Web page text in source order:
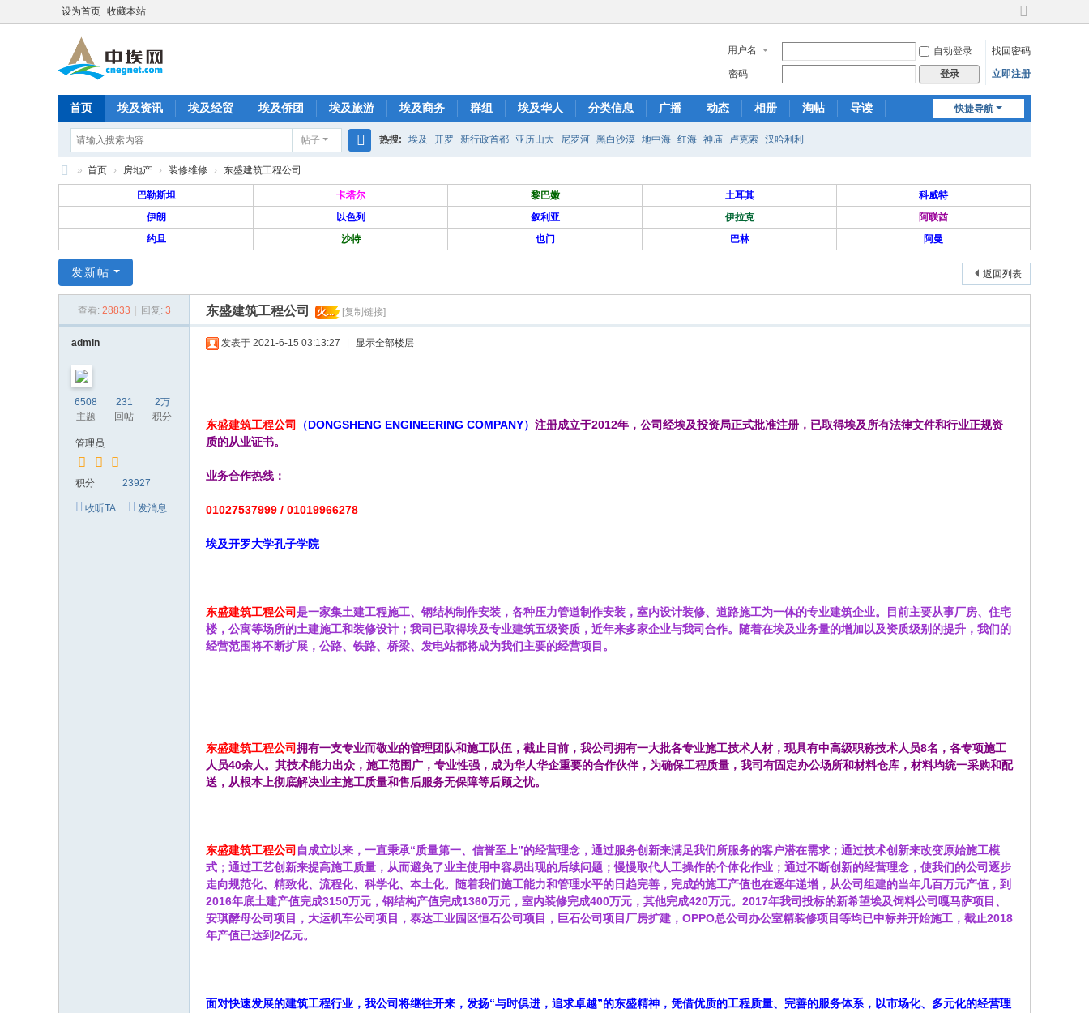
设为首页 收藏本站
切
到
宽
用户名 自动登录
找回密码
密码
登录 立即注册
快捷导航
首页 埃及资讯 埃及经贸 埃及侨团 埃及旅游 埃及商务 群组 埃及华人 分类信息 广播 动态 相册 淘帖
导读
帖子
索
热搜: 埃及 开罗 新行政首都 亚历山大 尼罗河 黑白沙漠 地中海 红海 神庙 卢克索 汉哈利利
—
旅
人
» 首页 › 房地产 › 装修维修 › 东盛建筑工程公司
巴勒斯坦 卡塔尔 黎巴嫩 土耳其
科威特
伊朗
以色列 叙利亚 伊拉克
阿联酋
约旦
沙特 也门 巴林 阿曼
返回列表
发新帖
查看: 28833 回复: 3 东盛建筑工程公司 火... [复制链接]
admin
6508
主题
231
回帖
2万
积分
管理员
积分 23927
收听TA 发消息
发表于 2021-6-15 03:13:27 显示全部楼层
东盛建筑工程公司 （DONGSHENG ENGINEERING COMPANY） 注册成立于2012年，公司经埃及投资局正式批准注册，已取得埃及所有法律文件和行业正规资
质的从业证书。
业务合作热线：
01027537999 / 01019966278
埃及开罗大学孔子学院
东盛建筑工程公司是一家集土建工程施工、钢结构制作安装，各种压力管道制作安装，室内设计装修、道路施工为一体的专业建筑企业。目前主要从事厂房、住宅
楼，公寓等场所的土建施工和装修设计；我司已取得埃及专业建筑五级资质，近年来多家企业与我司合作。随着在埃及业务量的增加以及资质级别的提升，我们的
经营范围将不断扩展，公路、铁路、桥梁、发电站都将成为我们主要的经营项目。
东盛建筑工程公司拥有一支专业而敬业的管理团队和施工队伍，截止目前，我公司拥有一大批各专业施工技术人材，现具有中高级职称技术人员8名，各专项施工
人员40余人。其技术能力出众，施工范围广，专业性强，成为华人华企重要的合作伙伴，为确保工程质量，我司有固定办公场所和材料仓库，材料均统一采购和配
送，从根本上彻底解决业主施工质量和售后服务无保障等后顾之忧。
东盛建筑工程公司 自成立以来，一直秉承“质量第一、信誉至上”的经营理念，通过服务创新来满足我们所服务的客户潜在需求；通过技术创新来改变原始施工模
式；通过工艺创新来提高施工质量，从而避免了业主使用中容易出现的后续问题；慢慢取代人工操作的个体化作业；通过不断创新的经营理念，使我们的公司逐步
走向规范化、精致化、流程化、科学化、本土化。随着我们施工能力和管理水平的日趋完善，完成的施工产值也在逐年递增，从公司组建的当年几百万元产值，到
2016年底土建产值完成3150万元，钢结构产值完成1360万元，室内装修完成400万元，其他完成420万元。2017年我司投标的新希望埃及饲料公司嘎马萨项目、
安琪酵母公司项目，大运机车公司项目，泰达工业园区恒石公司项目，巨石公司项目厂房扩建，OPPO总公司办公室精装修项目等均已中标并开始施工，截止2018
年产值已达到2亿元。
面对快速发展的建筑工程行业，我公司将继往开来，发扬“与时俱进，追求卓越”的东盛精神，凭借优质的工程质量、完善的服务体系，以市场化、多元化的经营理